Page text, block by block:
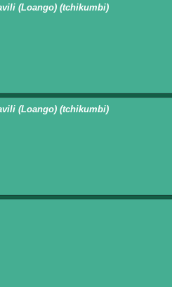
(Loango) (tchikumbi)
(Loango) (tchikumbi)